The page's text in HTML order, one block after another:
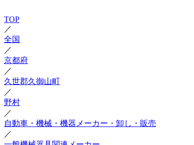
TOP
／
全国
／
京都府
／
久世郡久御山町
／
野村
／
自動車・機械・機器メーカー・卸し・販売
／